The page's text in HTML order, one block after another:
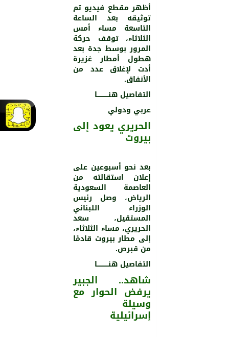
أظهر مقطع فيديو تم
توثيقه بعد الساعة
التاسعة مساء أمس
الثلاثاء، توقف حركة
المرور بوسط جدة بعد
هطول أمطار غزيرة
أدت لإغلاق عدد من
الأنفاق.
التفاصيل هنـــــــــــا
عربي ودولي
الحريري يعود إلى
بيروت
بعد نحو أسبوعين على
إعلان استقالته من
العاصمة السعودية
الرياض، وصل رئيس
الوزراء اللبناني
المستقيل، سعد
الحريري، مساء الثلاثاء،
إلى مطار بيروت قادمًا
من قبرص.
التفاصيل هنـــــــــــا
شاهد.. الجبير
يرفض الحوار مع
وسيلة
إسرائيلية